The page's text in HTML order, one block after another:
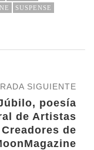
SUSPENSE
SIGUIENTE
poesía
de Artistas
Creadores de